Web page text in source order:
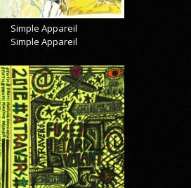
Simple Appareil
Simple Appareil